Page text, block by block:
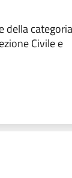
della
Civile e